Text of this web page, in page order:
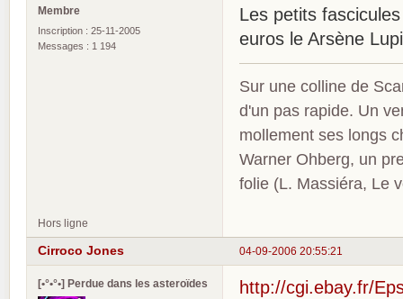
Membre
Inscription : 25-11-2005
Messages : 1 194
Les petits
euros le Arsène
Sur une colline de
d'un pas rapide. Un
mollement ses longs
Warner Ohberg, un
folie (L. Massiéra, Le
Hors ligne
04-09-2006 20:55:21
Cirroco Jones
[•°•°•] Perdue dans les asteroïdes
http://cgi.ebay.fr/